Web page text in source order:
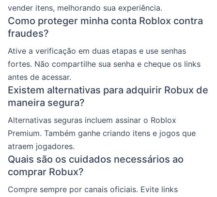
vender itens, melhorando sua experiência.
Como proteger minha conta Roblox contra
fraudes?
Ative a verificação em duas etapas e use senhas
fortes. Não compartilhe sua senha e cheque os links
antes de acessar.
Existem alternativas para adquirir Robux de
maneira segura?
Alternativas seguras incluem assinar o Roblox
Premium. Também ganhe criando itens e jogos que
atraem jogadores.
Quais são os cuidados necessários ao
comprar Robux?
Compre sempre por canais oficiais. Evite links